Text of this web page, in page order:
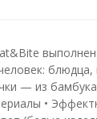
блюдца,
— из
•